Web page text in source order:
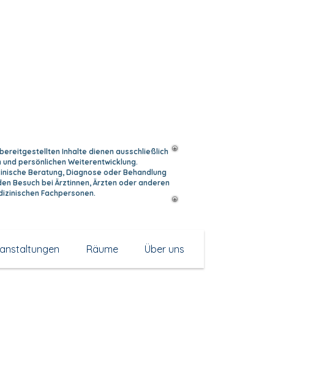
Inhalte dienen ausschließlich
persönlichen Weiterentwicklung.
Beratung, Diagnose oder Behandlung
Besuch bei Ärztinnen, Ärzten oder anderen
Fachpersonen.
Räume Über uns